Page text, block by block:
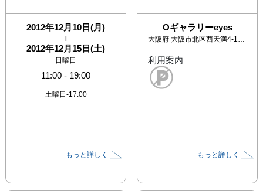
2012年12月10日(月)
|
2012年12月15日(土)
日曜日
11:00 - 19:00
土曜日-17:00
もっと詳しく
Oギャラリーeyes
大阪府 大阪市北区西天満4-10-18 石之ビル3階
利用案内
もっと詳しく